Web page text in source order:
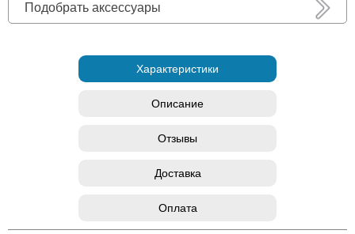
Подобрать аксессуары
Характеристики
Описание
Отзывы
Доставка
Оплата